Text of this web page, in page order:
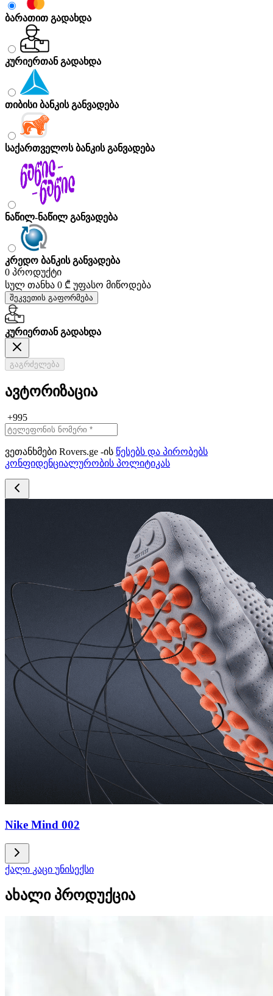
ბარათით გადახდა
კურიერთან გადახდა
თიბისი ბანკის განვადება
საქართველოს ბანკის განვადება
ნაწილ-ნაწილ განვადება
კრედო ბანკის განვადება
0 პროდუქტი
სულ თანხა 0 ₾ უფასო მიწოდება
შეკვეთის გაფორმება
კურიერთან გადახდა
გაგრძელება
ავტორიზაცია
+995
ვეთანხმები Rovers.ge -ის წესებს და პირობებს
კონფიდენციალურობის პოლიტიკას
Nike Mind 002
ქალი კაცი უნისექსი
ახალი პროდუქცია